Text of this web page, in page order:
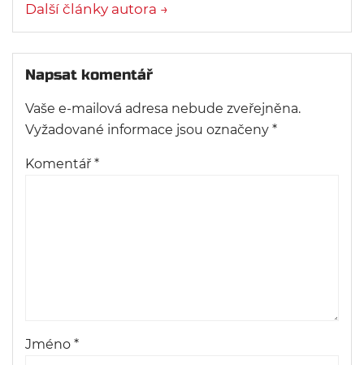
Další články autora →
Napsat komentář
Vaše e-mailová adresa nebude zveřejněna.
Vyžadované informace jsou označeny *
Komentář *
Jméno *